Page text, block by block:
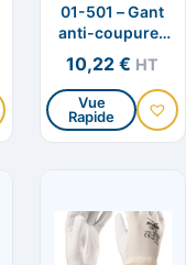
01-501 – Gant
anti-coupures
KYORENE
doublure 13G
10,22€ HT
Ce
produit
Les
Vue
Rapide